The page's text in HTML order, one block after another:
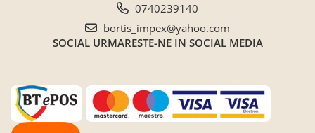
Sezlonguri de gradina si terasa
Baterii bucatarie
Chiuvete bucatarie
0740239140
bortis_impex@yahoo.com
SOCIAL URMARESTE-NE IN SOCIAL MEDIA